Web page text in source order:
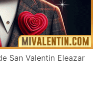
San Valentin Eleazar